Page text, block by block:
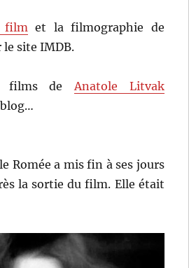
filmet la filmographie de
le site IMDB.
films deAnatole Litvak
Romée a mis fin à ses jours
la sortie du film. Elle était